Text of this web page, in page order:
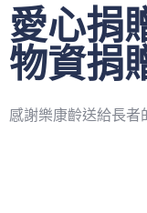
愛心捐
物資捐
感謝樂康齡送給長者